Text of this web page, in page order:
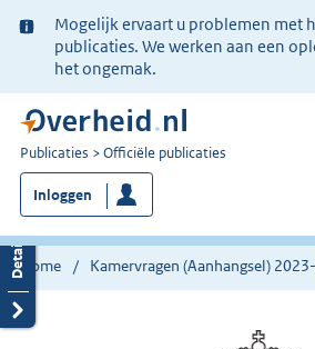
Ter
informatie:
Mogelijk ervaart u problemen met
publicaties. We werken aan een
het ongemak.
U
bent
nu
hier:
Publicaties Officiële publicaties
Inloggen
Home Kamervragen (Aanhangsel)